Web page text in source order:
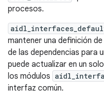
procesos.
mantener una definición
de las dependencias para
puede actualizar en un
los módulos
interfaz común.